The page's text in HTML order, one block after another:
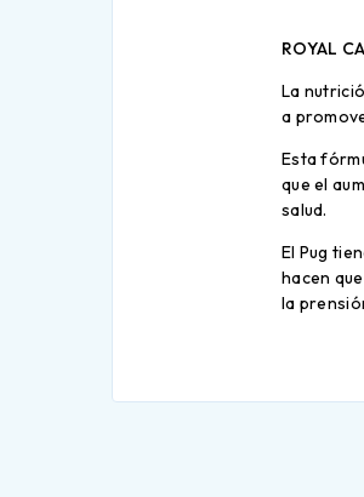
ROYAL
La
a
Esta
que el
salud.
El Pug
hacen
la